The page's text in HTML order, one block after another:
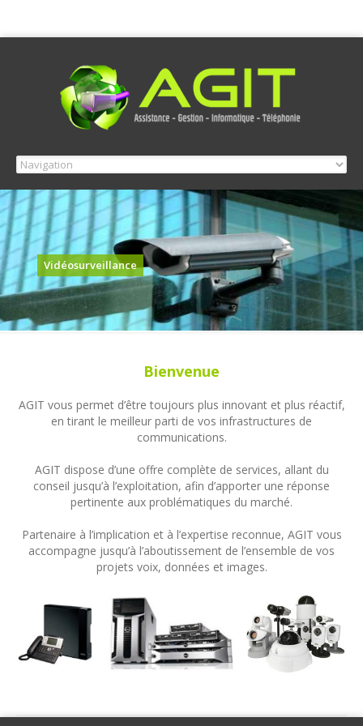
Vidéosurveillance
Bienvenue
AGIT vous permet d’être toujours plus innovant et plus réactif,
en tirant le meilleur parti de vos infrastructures de
communications.
AGIT dispose d’une offre complète de services, allant du
conseil jusqu’à l’exploitation, afin d’apporter une réponse
pertinente aux problématiques du marché.
Partenaire à l’implication et à l’expertise reconnue, AGIT vous
accompagne jusqu’à l’aboutissement de l’ensemble de vos
projets voix, données et images.